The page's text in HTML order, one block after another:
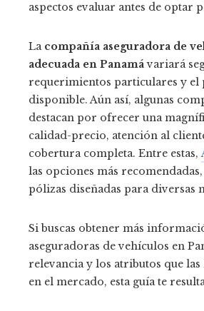
aspectos evaluar antes de optar
La compañía aseguradora de
adecuada en Panamávariará
requerimientos particulares y el
disponible. Aún así, algunas
destacan por ofrecer una
calidad-precio, atención al
cobertura completa. Entre estas,
las opciones más
pólizas diseñadas para diversas
Si buscas obtener más
aseguradoras de vehículos en
relevancia y los atributos que las
en el mercado, esta guía te